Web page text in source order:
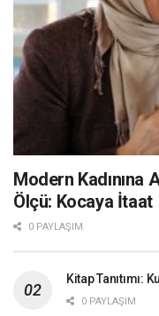
Modern Kadınına
Ölçü: Kocaya İtaat
0 PAYLAŞIM
Kitap Tanıtımı:
0 PAYLAŞIM